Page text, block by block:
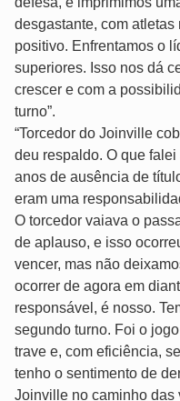
desgastante, com
positivo. Enfrentamos o
superiores. Isso nos dá
crescer e com a
turno”.
“Torcedor do Joinville
deu respaldo. O que
anos de ausência de
eram uma
O torcedor vaiava o
de aplauso, e isso
vencer, mas não
ocorrer de agora em
responsável, é nosso.
segundo turno. Foi o
trave e, com eficiência,
tenho o sentimento de
Joinville no caminho das